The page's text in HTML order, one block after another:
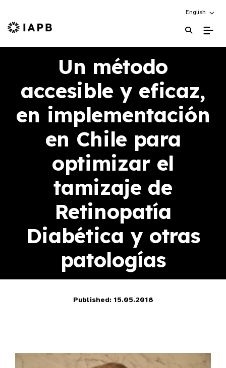
Choose an
English
IAPB Home Page
Un método
accesible y eficaz,
en implementación
en Chile para
optimizar el
tamizaje de
Retinopatía
Diabética y otras
patologías
Published: 15.05.2018